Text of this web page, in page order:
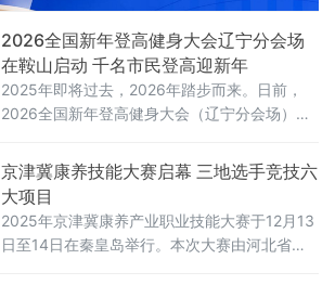
2026全国新年登高健身大会辽宁分会场
在鞍山启动 千名市民登高迎新年
2025年即将过去，2026年踏步而来。日前，
2026全国新年登高健身大会（辽宁分会场）
在辽宁千山老院子举行，千名登山爱好者登高
揽胜，辞旧迎新，乐享千山冬日美景，尽情享
受冰雪运动的独特魅力。
京津冀康养技能大赛启幕 三地选手竞技六
大项目
2025年京津冀康养产业职业技能大赛于12月13
日至14日在秦皇岛举行。本次大赛由河北省人